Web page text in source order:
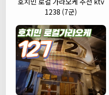
1238 (7군)